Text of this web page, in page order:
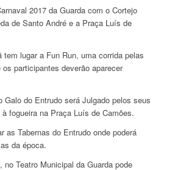
2017 da Guarda com o Cortejo
de Santo André e a Praça Luís de
tem lugar a Fun Run, uma corrida pelas
participantes deverão aparecer
Galo do Entrudo será Julgado pelos seus
fogueira na Praça Luís de Camões.
as Tabernas do Entrudo onde poderá
da época.
no Teatro Municipal da Guarda pode